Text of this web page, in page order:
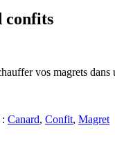
confits
vos magrets
Canard, Confit, Magret